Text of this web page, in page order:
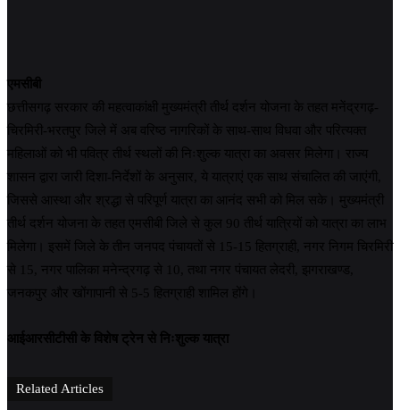
एमसीबी
छत्तीसगढ़ सरकार की महत्वाकांक्षी मुख्यमंत्री तीर्थ दर्शन योजना के तहत मनेंद्रगढ़-
चिरमिरी-भरतपुर जिले में अब वरिष्ठ नागरिकों के साथ-साथ विधवा और परित्यक्त
महिलाओं को भी पवित्र तीर्थ स्थलों की निःशुल्क यात्रा का अवसर मिलेगा। राज्य
शासन द्वारा जारी दिशा-निर्देशों के अनुसार, ये यात्राएं एक साथ संचालित की जाएंगी,
जिससे आस्था और श्रद्धा से परिपूर्ण यात्रा का आनंद सभी को मिल सके। मुख्यमंत्री
तीर्थ दर्शन योजना के तहत एमसीबी जिले से कुल 90 तीर्थ यात्रियों को यात्रा का लाभ
मिलेगा। इसमें जिले के तीन जनपद पंचायतों से 15-15 हितग्राही, नगर निगम चिरमिरी
से 15, नगर पालिका मनेन्द्रगढ़ से 10, तथा नगर पंचायत लेदरी, झगराखण्ड,
जनकपुर और खोंगापानी से 5-5 हितग्राही शामिल होंगे।
आईआरसीटीसी के विशेष ट्रेन से निःशुल्क यात्रा
Related Articles